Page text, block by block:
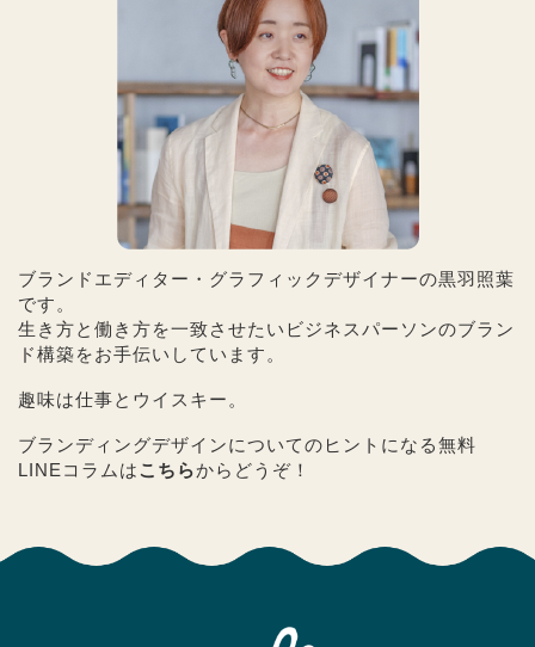
ブランドエディター・グラフィックデザイナーの黒羽照葉
です。
生き方と働き方を一致させたいビジネスパーソンのブラン
ド構築をお手伝いしています。
趣味は仕事とウイスキー。
ブランディングデザインについてのヒントになる無料
LINEコラムはこちらからどうぞ！